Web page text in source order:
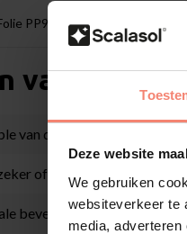
Deze website
We gebruiken
websiteverkeer te
media,
PP90E Sample
van een
van de PP90E eerst rustig
of het product bij uw
bevestigingsstickers om